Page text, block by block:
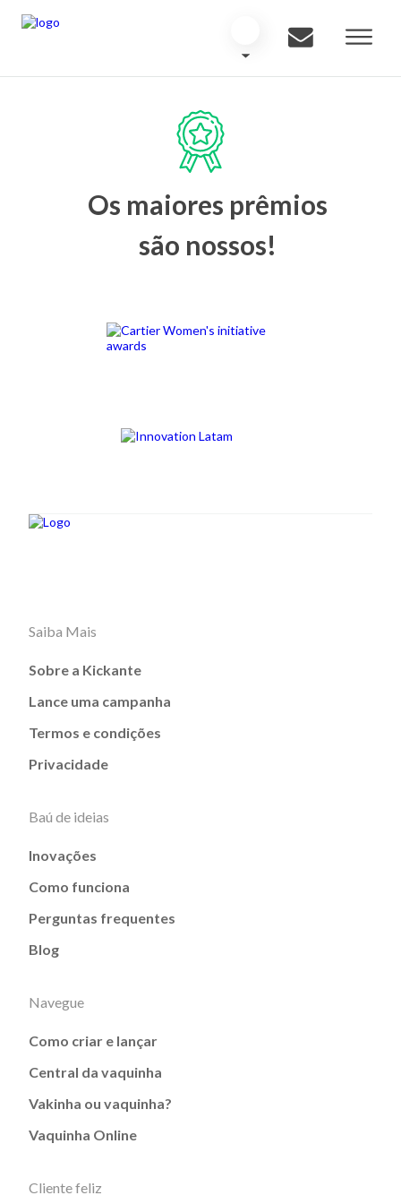
Os maiores prêmios
são nossos!
Saiba Mais
Sobre a Kickante
Lance uma campanha
Termos e condições
Privacidade
Baú de ideias
Inovações
Como funciona
Perguntas frequentes
Blog
Navegue
Como criar e lançar
Central da vaquinha
Vakinha ou vaquinha?
Vaquinha Online
Cliente feliz